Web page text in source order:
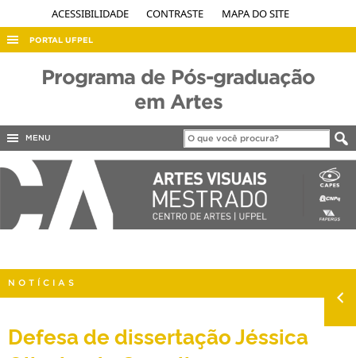
ACESSIBILIDADE CONTRASTE MAPA DO SITE
PORTAL UFPEL
EDITAIS
INTERNACIONAL
OUVIDORIA
TELEFONES
Programa de Pós-graduação
em Artes
MENU
NOTÍCIAS
Defesa de dissertação Jéssica